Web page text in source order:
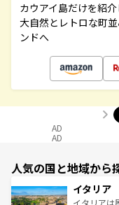
カウアイ島だけを紹
大自然とレトロな町
ンドへ
AD
AD
人気の国と地域から
イタリア
イタリアは